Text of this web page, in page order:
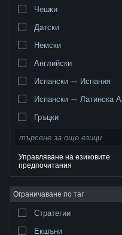
търговски марки принадлежат на
собственици в САЩ и други страни.
поверителност|Юридическа
Достъпност|Условия за ползване на
Възстановявания|Бисквитки
Чешки
Датски
Немски
Английски
Испански — Испания
Испански — Латинска
Гръцки
Управляване на езиковите
предпочитания
Ограничаване по таг
Стратегии
Екшъни